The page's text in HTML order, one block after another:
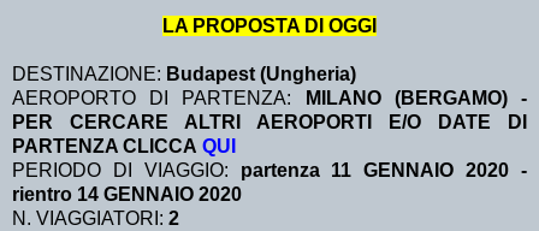
LA PROPOSTA DI OGGI
DESTINAZIONE: Budapest (Ungheria)
AEROPORTO DI PARTENZA:
MILANO (BERGAMO) -
PER CERCARE ALTRI AEROPORTI E/O DATE DI
PARTENZA CLICCA QUI
PERIODO DI VIAGGIO: partenza 11 GENNAIO 2020-
rientro 14 GENNAIO 2020
N. VIAGGIATORI: 2